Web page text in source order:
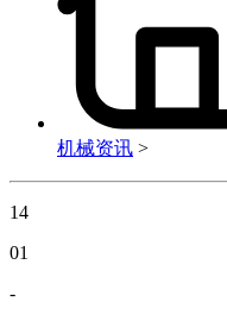
机械资讯 >
14
01
-